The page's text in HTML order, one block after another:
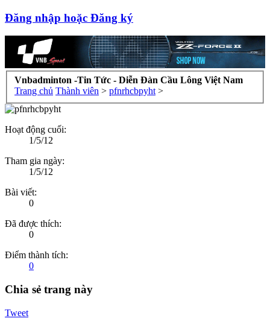
Đăng nhập hoặc Đăng ký
Vnbadminton -Tin Tức - Diễn Đàn Cầu Lông Việt Nam
Trang chủ Thành viên > pfnrhcbpyht >
Hoạt động cuối:
1/5/12
Tham gia ngày:
1/5/12
Bài viết:
0
Đã được thích:
0
Điểm thành tích:
0
Chia sẻ trang này
Tweet